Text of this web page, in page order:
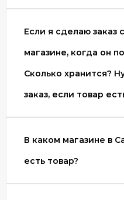
Если я сделаю заказ
магазине, когда он
Сколько хранится?
заказ, если товар
В каком магазине в
есть товар?